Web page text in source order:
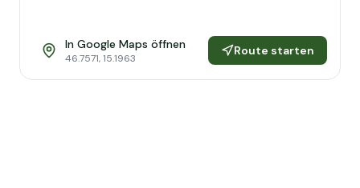
In Google Maps öffnen
46.7571,15.1963
Route starten